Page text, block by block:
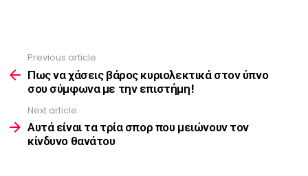
more
Previous article
Πως να χάσεις βάρος κυριολεκτικά στον ύπνο
σου σύμφωνα με την επιστήμη!
Next article
Αυτά είναι τα τρία σπορ που μειώνουν τον
κίνδυνο θανάτου